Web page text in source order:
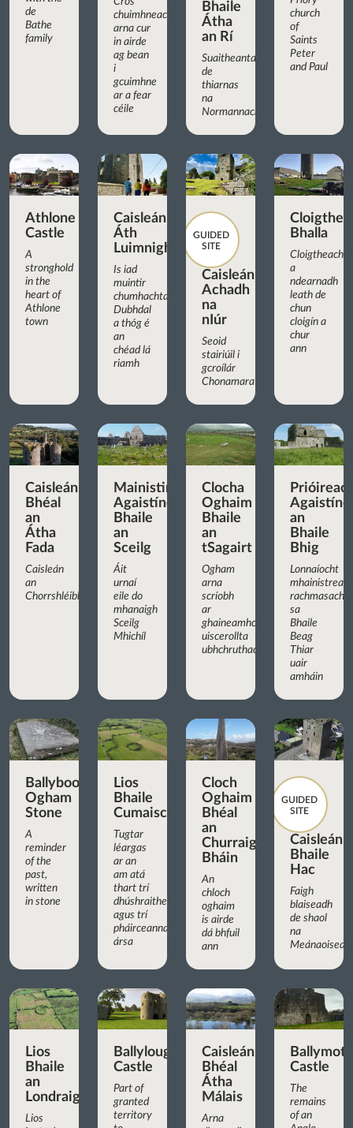
de
Bathe
family
chuimhneacháin
arna cur
in airde
ag bean
i
gcuimhne
ar a fear
céile
Bhaile
Átha
an Rí
Suaitheantas
de
thiarnas
na
Normannach
church
of
Saints
Peter
and Paul
Athlone
Castle
A
stronghold
in the
heart of
Athlone
town
Caisleán
Áth
Luimnigh
Is iad
muintir
chumhachtach
Dubhdal
a thóg é
an
chéad lá
riamh
GUIDED
SITE
Caisleán
Achadh
na
nIúr
Seoid
stairiúil i
gcroílár
Chonamara
Bhalla
Cloigtheach
a
ndearnadh
leath de
chun
cloigín a
chur
ann
Caisleán
Bhéal
an
Átha
Fada
Caisleán
an
Chorrshléibhe
Mainistir
Agaistíneach
Bhaile
an
Sceilg
Áit
urnaí
eile do
mhanaigh
Sceilg
Mhichíl
Clocha
Oghaim
Bhaile
an
tSagairt
Ogham
arna
scríobh
ar
ghaineamhchloch
uiscerollta
ubhchruthach
an
Bhaile
Bhig
Lonnaíocht
mhainistreach
rachmasach
sa
Bhaile
Beag
Thiar
uair
amháin
Ballyboodan
Ogham
Stone
A
reminder
of the
past,
written
in stone
Lios
Bhaile
Cumaisc
Tugtar
léargas
ar an
am atá
thart trí
dhúshraitheanna
agus trí
pháirceanna
ársa
Cloch
Oghaim
Bhéal
an
Churraigh
Bháin
An
chloch
oghaim
is airde
dá bhfuil
ann
GUIDED
SITE
Caisleán
Bhaile
Hac
Faigh
blaiseadh
de shaol
na
Lios
Bhaile
an
Londraigh
Lios
Ballyloughan
Castle
Part of
granted
territory
Caisleán
Bhéal
Átha
Málais
Arna
Ballymote
Castle
The
remains
of an